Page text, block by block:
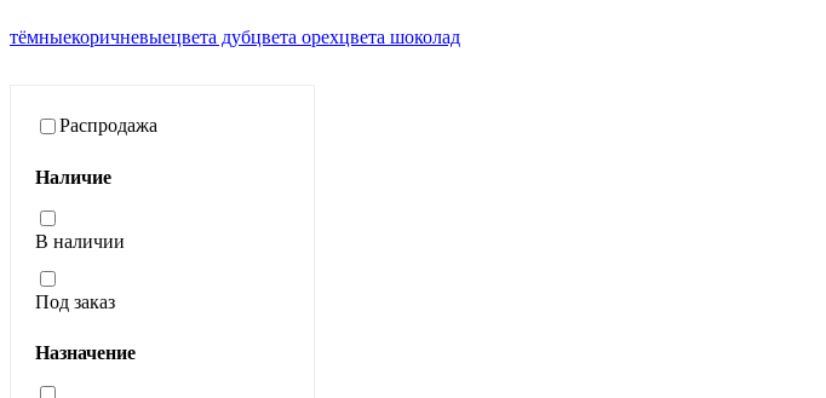
тёмныекоричневыецвета дубцвета орехцвета шоколад
Распродажа
Наличие
В наличии
Под заказ
Назначение